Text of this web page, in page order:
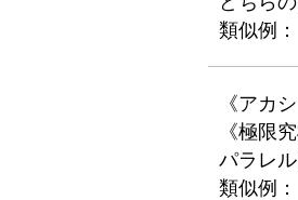
類似例
《アカ
《極限
パラレ
類似例